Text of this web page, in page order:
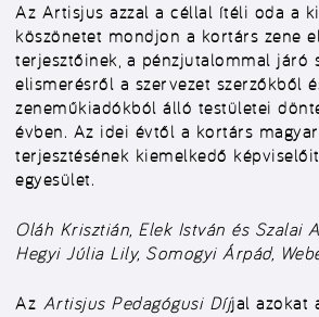
Az Artisjus azzal a céllal ítéli oda a
köszönetet mondjon a kortárs zene
terjesztőinek, a pénzjutalommal járó
elismerésről a szervezet szerzőkből
zeneműkiadókból álló testületei
évben. Az idei évtől a kortárs
terjesztésének kiemelkedő
egyesület.
Oláh Krisztián, Elek István és Szalai
Hegyi Júlia Lily, Somogyi Árpád,
Az Artisjus Pedagógusi Díjjal azokat